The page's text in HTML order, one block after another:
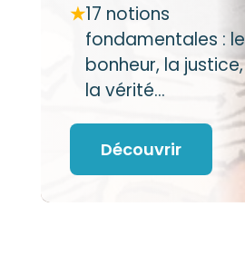
★17 notions
fondamentales : le
bonheur, la justice,
la vérité…
Découvrir